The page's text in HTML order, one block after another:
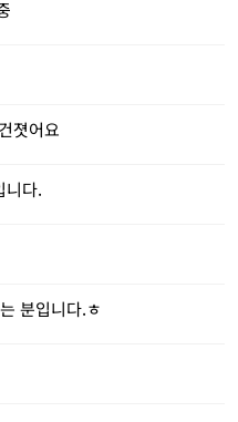
졋어요
니다.
분입니다.ㅎ